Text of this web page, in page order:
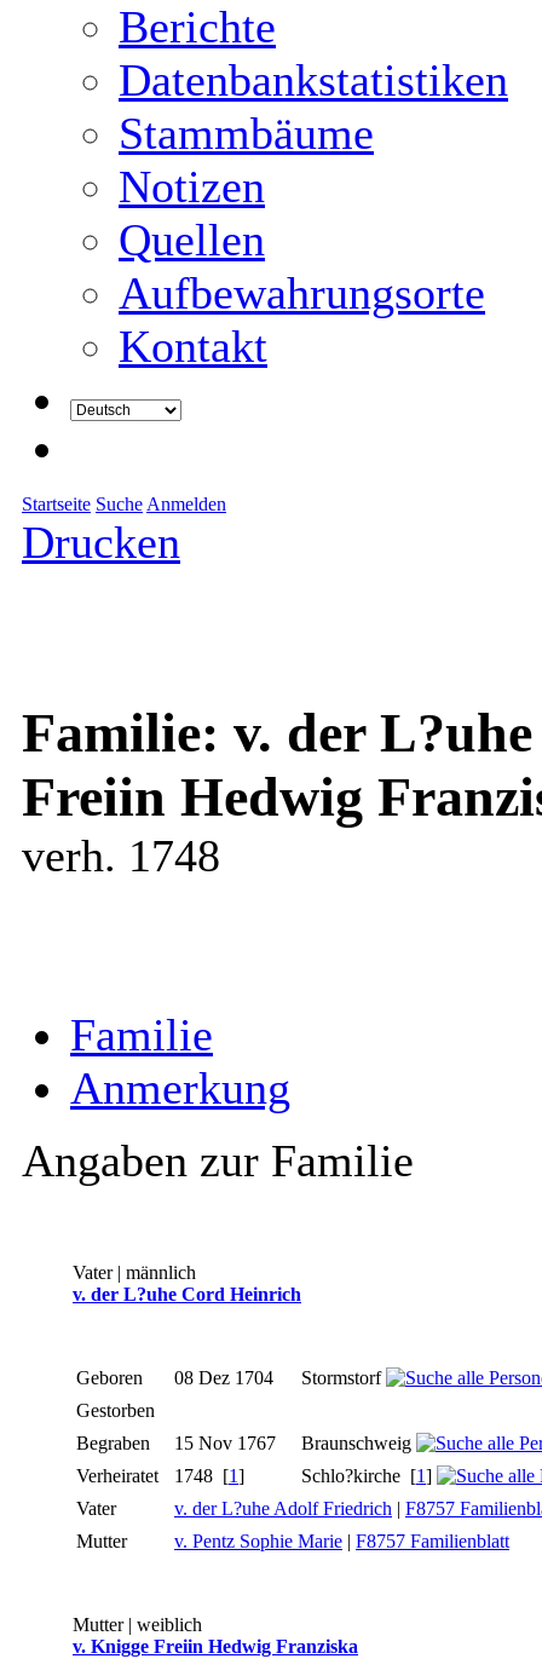
Berichte
Datenbankstatistiken
Stammbäume
Notizen
Quellen
Aufbewahrungsorte
Kontakt
Startseite Suche Anmelden
Drucken
Familie: v. der
Freiin Hedwig
verh. 1748
Familie
Anmerkung
Angaben zur Familie
Vater | männlich
v. der L?uhe Cord Heinrich
Geboren 08 Dez 1704
Stormstorf
Gestorben
Begraben
15 Nov 1767
Braunschweig
Verheiratet
1748 [1] Schlo?kirche [1]
Vater
v. der L?uhe Adolf Friedrich | F8757
Mutter
v. Pentz Sophie Marie | F8757 Familienblatt
Mutter | weiblich
v. Knigge Freiin Hedwig Franziska